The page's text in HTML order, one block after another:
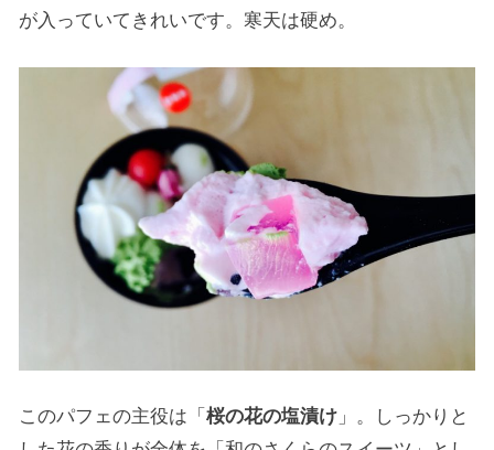
が入っていてきれいです。寒天は硬め。
このパフェの主役は「桜の花の塩漬け 」。しっかりと